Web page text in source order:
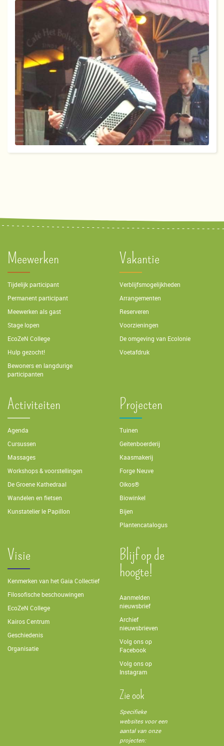
Meewerken
Tijdelijk participant
Permanent participant
Meewerken als gast
Stage lopen
EcoZeN College
Hulp gezocht!
Bewoners en langdurige
participanten
Vakantie
Verblijfsmogelijkheden
Arrangementen
Reserveren
Voorzieningen
De omgeving van Ecolonie
Voetafdruk
Activiteiten
Agenda
Cursussen
Massages
Workshops & voorstellingen
De Groene Kathedraal
Wandelen en fietsen
Kunstatelier le Papillon
Projecten
Tuinen
Geitenboerderij
Kaasmakerij
Forge Neuve
Oikos®
Biowinkel
Bijen
Plantencatalogus
Visie
Kenmerken van het Gaia Collectief
Filosofische beschouwingen
EcoZeN College
Kairos Centrum
Geschiedenis
Organisatie
Blijf op de
hoogte!
Aanmelden
nieuwsbrief
Archief
nieuwsbrieven
Volg ons op
Facebook
Volg ons op
Instagram
Zie ook
Specifieke
websites voor een
aantal van onze
projecten: